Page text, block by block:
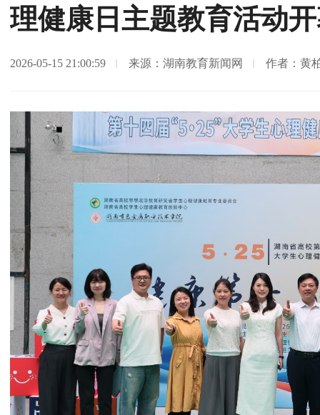
理健康日主题教育活动
2026-05-15 21:00:59 来源：湖南教育新闻网 作者：黄